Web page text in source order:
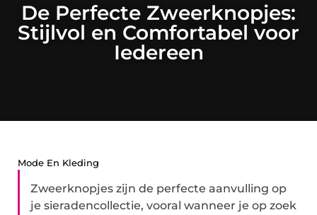
De Perfecte Zweerknopjes:
Stijlvol en Comfortabel voor
Iedereen
Mode En Kleding
Zweerknopjes zijn de perfecte aanvulling op
je sieradencollectie, vooral wanneer je op zoek